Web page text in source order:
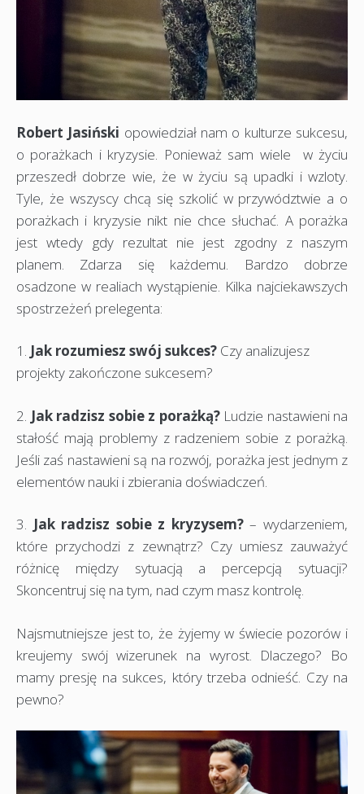
Robert Jasiński opowiedział nam o kulturze sukcesu,
o porażkach i kryzysie. Ponieważ sam wiele w życiu
przeszedł dobrze wie, że w życiu są upadki i wzloty.
Tyle, że wszyscy chcą się szkolić w przywództwie a o
porażkach i kryzysie nikt nie chce słuchać. A porażka
jest wtedy gdy rezultat nie jest zgodny z naszym
planem. Zdarza się każdemu. Bardzo dobrze
osadzone w realiach wystąpienie. Kilka najciekawszych
spostrzeżeń prelegenta:
1. Jak rozumiesz swój sukces? Czy analizujesz
projekty zakończone sukcesem?
2. Jak radzisz sobie z porażką?Ludzie nastawieni na
stałość mają problemy z radzeniem sobie z porażką.
Jeśli zaś nastawieni są na rozwój, porażka jest jednym z
elementów nauki i zbierania doświadczeń.
3. Jak radzisz sobie z kryzysem?– wydarzeniem,
które przychodzi z zewnątrz? Czy umiesz zauważyć
różnicę między sytuacją a percepcją sytuacji?
Skoncentruj się na tym, nad czym masz kontrolę.
Najsmutniejsze jest to, że żyjemy w świecie pozorów i
kreujemy swój wizerunek na wyrost. Dlaczego? Bo
mamy presję na sukces, który trzeba odnieść. Czy na
pewno?